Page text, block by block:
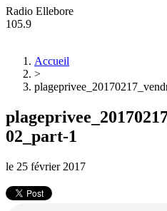
Radio Ellebore
105.9
Accueil
>
02_part-1
le 25 février 2017